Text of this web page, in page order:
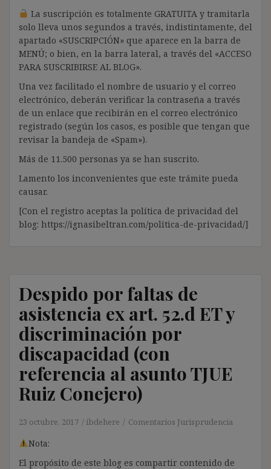
La suscripción es totalmente GRATUITA y tramitarla
solo lleva unos segundos a través, indistintamente, del
apartado «SUSCRIPCIÓN» que aparece en la barra de
MENÚ; o bien, en la barra lateral, a través del «ACCESO
PARA SUSCRIBIRSE AL BLOG».
Una vez facilitado el nombre de usuario y el correo
electrónico, deberán verificar la contraseña a través
de un enlace que recibirán en el correo electrónico
registrado (según los casos, es posible que tengan que
revisar la bandeja de «Spam»).
Más de 11.500 personas ya se han suscrito.
Lamento los inconvenientes que este trámite pueda
causar.
[Con el registro aceptas la política de privacidad del
blog: https://ignasibeltran.com/politica-de-privacidad/]
Despido por faltas de
asistencia ex art. 52.d ET y
discriminación por
discapacidad (con
referencia al asunto TJUE
Ruiz Conejero)
23 octubre, 2017 ibdehere Comentarios Jurisprudencia
Nota:
El propósito de este blog es compartir contenido de